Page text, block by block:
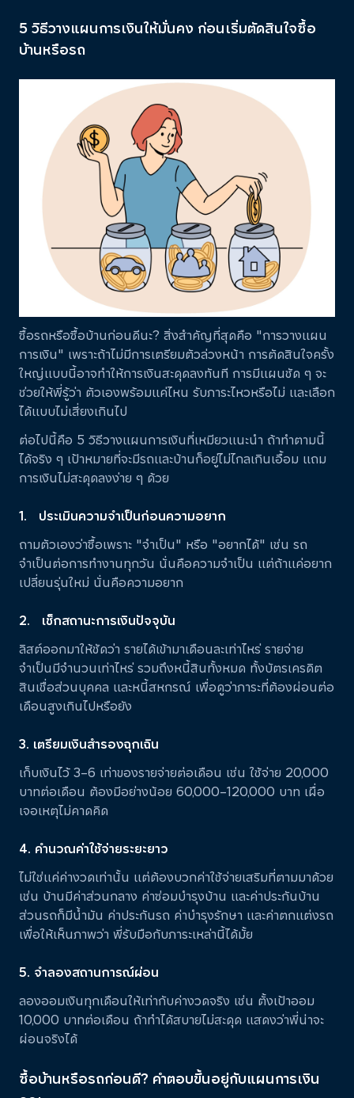
5 วิธีวางแผนการเงินให้มั่นคง ก่อนเริ่มตัดสินใจซื้อ
บ้านหรือรถ
ซื้อรถหรือซื้อบ้านก่อนดีนะ? สิ่งสำคัญที่สุดคือ "การวางแผน
การเงิน" เพราะถ้าไม่มีการเตรียมตัวล่วงหน้า การตัดสินใจครั้ง
ใหญ่แบบนี้อาจทำให้การเงินสะดุดลงทันที การมีแผนชัด ๆ จะ
ช่วยให้พี่รู้ว่า ตัวเองพร้อมแค่ไหน รับภาระไหวหรือไม่ และเลือก
ได้แบบไม่เสี่ยงเกินไป
ต่อไปนี้คือ 5 วิธีวางแผนการเงินที่เหมียวแนะนำ ถ้าทำตามนี้
ได้จริง ๆ เป้าหมายที่จะมีรถและบ้านก็อยู่ไม่ไกลเกินเอื้อม แถม
การเงินไม่สะดุดลงง่าย ๆ ด้วย
1. ประเมินความจำเป็นก่อนความอยาก
ถามตัวเองว่าซื้อเพราะ "จำเป็น" หรือ "อยากได้" เช่น รถ
จำเป็นต่อการทำงานทุกวัน นั่นคือความจำเป็น แต่ถ้าแค่อยาก
เปลี่ยนรุ่นใหม่ นั่นคือความอยาก
2. เช็กสถานะการเงินปัจจุบัน
ลิสต์ออกมาให้ชัดว่า รายได้เข้ามาเดือนละเท่าไหร่ รายจ่าย
จำเป็นมีจำนวนเท่าไหร่ รวมถึงหนี้สินทั้งหมด ทั้งบัตรเครดิต
สินเชื่อส่วนบุคคล และหนี้สหกรณ์ เพื่อดูว่าภาระที่ต้องผ่อนต่อ
เดือนสูงเกินไปหรือยัง
3. เตรียมเงินสำรองฉุกเฉิน
เก็บเงินไว้ 3–6 เท่าของรายจ่ายต่อเดือน เช่น ใช้จ่าย 20,000
บาทต่อเดือน ต้องมีอย่างน้อย 60,000–120,000 บาท เผื่อ
เจอเหตุไม่คาดคิด
4. คำนวณค่าใช้จ่ายระยะยาว
ไม่ใช่แค่ค่างวดเท่านั้น แต่ต้องบวกค่าใช้จ่ายเสริมที่ตามมาด้วย
เช่น บ้านมีค่าส่วนกลาง ค่าซ่อมบำรุงบ้าน และค่าประกันบ้าน
ส่วนรถก็มีน้ำมัน ค่าประกันรถ ค่าบำรุงรักษา และค่าตกแต่งรถ
เพื่อให้เห็นภาพว่า พี่รับมือกับภาระเหล่านี้ได้มั้ย
5. จำลองสถานการณ์ผ่อน
ลองออมเงินทุกเดือนให้เท่ากับค่างวดจริง เช่น ตั้งเป้าออม
10,000 บาทต่อเดือน ถ้าทำได้สบายไม่สะดุด แสดงว่าพี่น่าจะ
ผ่อนจริงได้
ซื้อบ้านหรือรถก่อนดี? คำตอบขึ้นอยู่กับแผนการเงิน